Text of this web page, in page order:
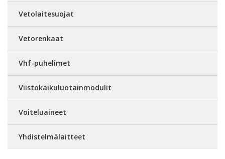
Vetolaitesuojat
Vetorenkaat
Vhf-puhelimet
Viistokaikuluotainmodulit
Voiteluaineet
Yhdistelmälaitteet